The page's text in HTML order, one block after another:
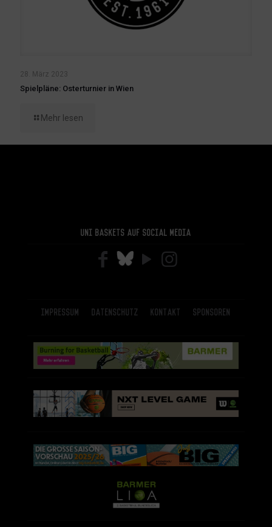
28. März 2023
Spielpläne: Osterturnier in Wien
Mehr lesen
Uni Baskets auf Social Media
Impressum Datenschutz Kontakt Sponsoren